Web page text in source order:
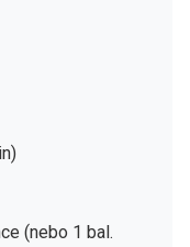
(nebo 1 bal.